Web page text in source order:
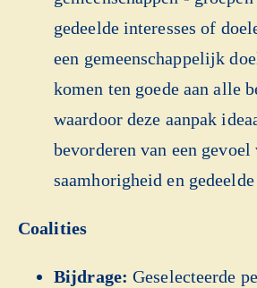
gedeelde interesses of
een gemeenschappelijk
komen ten goede aan alle
waardoor deze aanpak
bevorderen van een gevoel
saamhorigheid en
Coalities
Bijdrage: Geselecteerde